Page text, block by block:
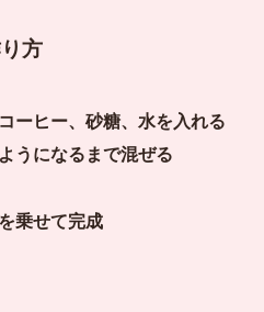
方
ーヒー、砂糖、水を入れる
うになるまで混ぜる
乗せて完成